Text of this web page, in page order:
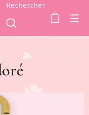
Rechercher